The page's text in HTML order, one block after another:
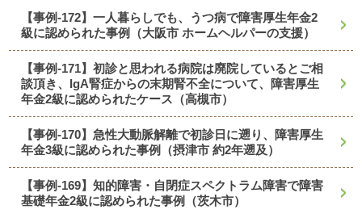
【事例-172】一人暮らしでも、うつ病で障害厚生年金2
級に認められた事例（大阪市 ホームヘルパーの支援）
【事例-171】初診と思われる病院は廃院しているとご相
談頂き、IgA腎症からの末期腎不全について、障害厚生
年金2級に認められたケース（高槻市）
【事例-170】急性大動脈解離で初診日に遡り、障害厚生
年金3級に認められた事例（摂津市 約2年遡及）
【事例-169】知的障害・自閉症スペクトラム障害で障害
基礎年金2級に認められた事例（茨木市）